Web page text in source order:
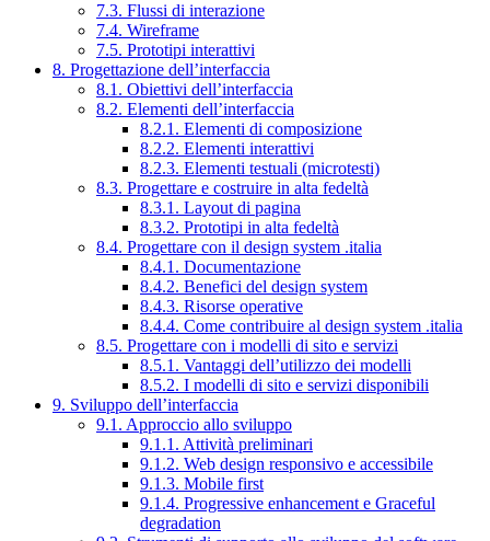
7.3. Flussi di interazione
7.4. Wireframe
7.5. Prototipi interattivi
8. Progettazione dell’interfaccia
8.1. Obiettivi dell’interfaccia
8.2. Elementi dell’interfaccia
8.2.1. Elementi di composizione
8.2.2. Elementi interattivi
8.2.3. Elementi testuali (microtesti)
8.3. Progettare e costruire in alta fedeltà
8.3.1. Layout di pagina
8.3.2. Prototipi in alta fedeltà
8.4. Progettare con il design system .italia
8.4.1. Documentazione
8.4.2. Benefici del design system
8.4.3. Risorse operative
8.4.4. Come contribuire al design system .italia
8.5. Progettare con i modelli di sito e servizi
8.5.1. Vantaggi dell’utilizzo dei modelli
8.5.2. I modelli di sito e servizi disponibili
9. Sviluppo dell’interfaccia
9.1. Approccio allo sviluppo
9.1.1. Attività preliminari
9.1.2. Web design responsivo e accessibile
9.1.3. Mobile first
9.1.4. Progressive enhancement e Graceful
degradation